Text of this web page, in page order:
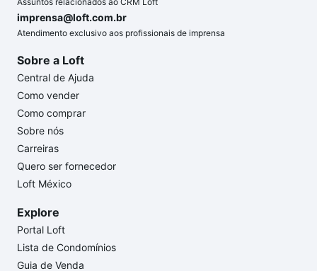
imprensa@loft.com.br
Atendimento exclusivo aos profissionais de imprensa
Sobre a Loft
Central de Ajuda
Como vender
Como comprar
Sobre nós
Carreiras
Quero ser fornecedor
Loft México
Explore
Portal Loft
Lista de Condomínios
Guia de Venda